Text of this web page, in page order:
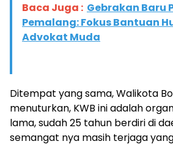
Baca Juga : Gebrakan Baru
Pemalang: Fokus Bantuan
Advokat Muda
Ditempat yang sama, Walikota
menuturkan, KWB ini adalah
lama, sudah 25 tahun berdiri di
semangat nya masih terjaga